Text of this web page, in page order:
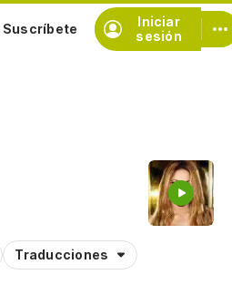
Iniciar
sesión
Suscríbete
Traducciones
de